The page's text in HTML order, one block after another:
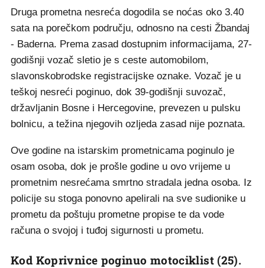
Druga prometna nesreća dogodila se noćas oko 3.40
sata na porečkom području, odnosno na cesti Žbandaj
- Baderna. Prema zasad dostupnim informacijama, 27-
godišnji vozač sletio je s ceste automobilom,
slavonskobrodske registracijske oznake. Vozač je u
teškoj nesreći poginuo, dok 39-godišnji suvozač,
državljanin Bosne i Hercegovine, prevezen u pulsku
bolnicu, a težina njegovih ozljeda zasad nije poznata.
Ove godine na istarskim prometnicama poginulo je
osam osoba, dok je prošle godine u ovo vrijeme u
prometnim nesrećama smrtno stradala jedna osoba. Iz
policije su stoga ponovno apelirali na sve sudionike u
prometu da poštuju prometne propise te da vode
računa o svojoj i tuđoj sigurnosti u prometu.
Kod Koprivnice poginuo motociklist (25).